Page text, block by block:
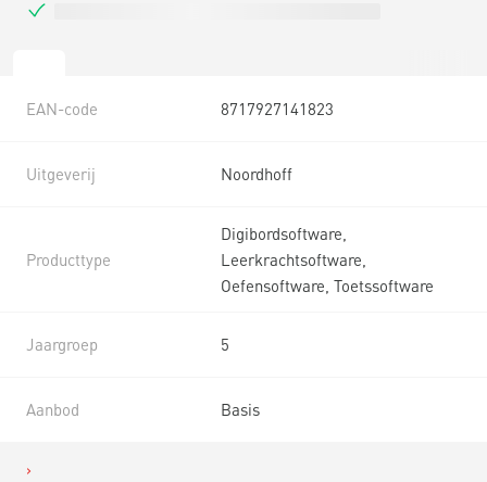
EAN-code 8717927141823
Uitgeverij Noordhoff
Producttype
Digibordsoftware,
Leerkrachtsoftware,
Oefensoftware, Toetssoftware
Jaargroep 5
Aanbod Basis